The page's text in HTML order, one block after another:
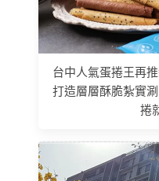
台中人氣蛋捲王再
打造層層酥脆紮實
捲